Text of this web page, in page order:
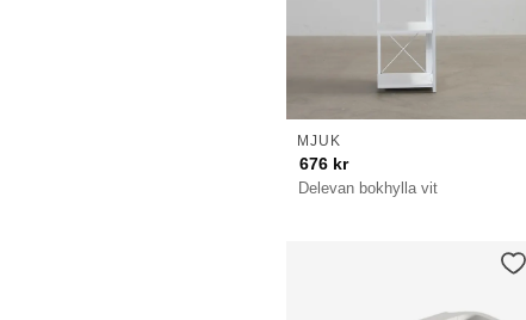
Delevan bokhylla vit
MJUK
676 kr